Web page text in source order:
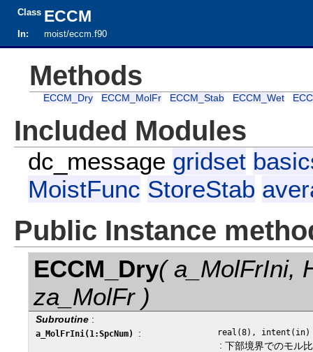
Class ECCM
In: moist/eccm.f90
Methods
ECCM_Dry ECCM_MolFr ECCM_Stab ECCM_Wet
Included Modules
dc_message gridset
MoistFunc StoreStab
Public Instance
ECCM_Dry( a_MolFrIni,
za_MolFr )
Subroutine :
a_MolFrIni(1:SpcNum) : real(8), intent(in)
: 下部境界でのモル比